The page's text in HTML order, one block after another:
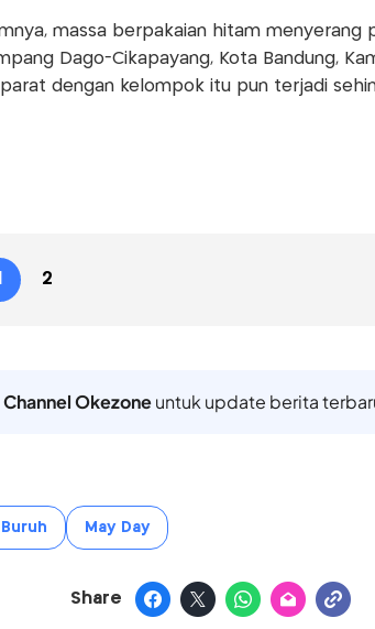
massa berpakaian hitam menyerang
Dago-Cikapayang, Kota Bandung,
dengan kelompok itu pun terjadi
2
Okezoneuntuk update berita
May Day
Share